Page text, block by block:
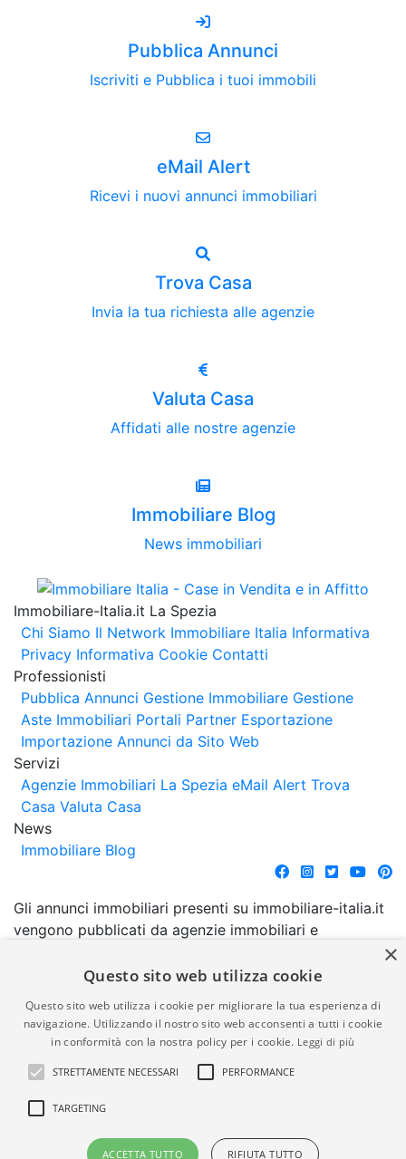
Pubblica Annunci
Iscriviti e Pubblica i tuoi immobili
eMail Alert
Ricevi i nuovi annunci immobiliari
Trova Casa
Invia la tua richiesta alle agenzie
Valuta Casa
Affidati alle nostre agenzie
Immobiliare Blog
News immobiliari
Immobiliare-Italia.it La Spezia
Chi Siamo Il Network Immobiliare Italia Informativa
Privacy Informativa Cookie Contatti
Professionisti
Pubblica Annunci Gestione Immobiliare Gestione
Aste Immobiliari Portali Partner Esportazione
Importazione Annunci da Sito Web
Servizi
Agenzie Immobiliari La Spezia eMail Alert Trova
Casa Valuta Casa
News
Immobiliare Blog
Gli annunci immobiliari presenti su immobiliare-italia.it
vengono pubblicati da agenzie immobiliari e
comporta l'approvazione o l'avallo da parte di
garanzia da parte di quest'ultima. immobiliare-italia.it
quindi non è responsabile della veridicità, della
correttezza, della completezza, della normativa in
materia di privacy e/o di alcun altro aspetto dei
suddetti annunci.
© Copyright 2007 - 2026
Powered by
×
Questo sito web utilizza cookie
Questo sito web utilizza i cookie per migliorare la tua esperienza di
navigazione. Utilizzando il nostro sito web acconsenti a tutti i cookie
in conformità con la nostra policy per i cookie. Leggi di più
STRETTAMENTE NECESSARI PERFORMANCE
TARGETING
ACCETTA TUTTO RIFIUTA TUTTO